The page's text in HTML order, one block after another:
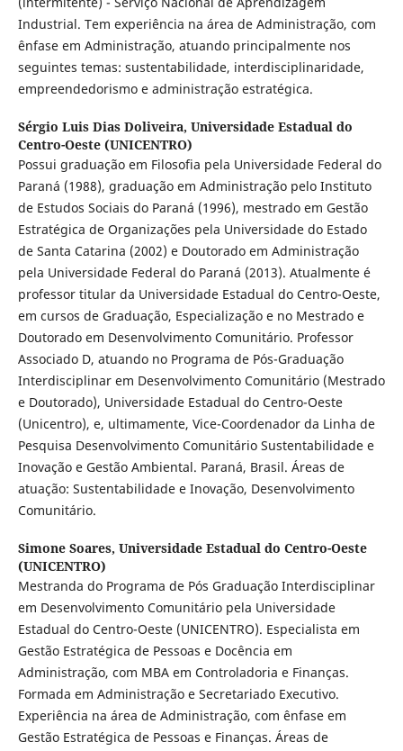
Industrial. Tem experiência na área de Administração, com
ênfase em Administração, atuando principalmente nos
seguintes temas: sustentabilidade, interdisciplinaridade,
empreendedorismo e administração estratégica.
Sérgio Luis Dias Doliveira, Universidade Estadual do
Centro-Oeste (UNICENTRO)
Possui graduação em Filosofia pela Universidade Federal do
Paraná (1988), graduação em Administração pelo Instituto
de Estudos Sociais do Paraná (1996), mestrado em Gestão
Estratégica de Organizações pela Universidade do Estado
de Santa Catarina (2002) e Doutorado em Administração
pela Universidade Federal do Paraná (2013). Atualmente é
professor titular da Universidade Estadual do Centro-Oeste,
em cursos de Graduação, Especialização e no Mestrado e
Doutorado em Desenvolvimento Comunitário. Professor
Associado D, atuando no Programa de Pós-Graduação
Interdisciplinar em Desenvolvimento Comunitário (Mestrado
e Doutorado), Universidade Estadual do Centro-Oeste
(Unicentro), e, ultimamente, Vice-Coordenador da Linha de
Pesquisa Desenvolvimento Comunitário Sustentabilidade e
Inovação e Gestão Ambiental. Paraná, Brasil. Áreas de
atuação: Sustentabilidade e Inovação, Desenvolvimento
Comunitário.
Simone Soares, Universidade Estadual do Centro-Oeste
(UNICENTRO)
Mestranda do Programa de Pós Graduação Interdisciplinar
em Desenvolvimento Comunitário pela Universidade
Estadual do Centro-Oeste (UNICENTRO). Especialista em
Gestão Estratégica de Pessoas e Docência em
Administração, com MBA em Controladoria e Finanças.
Formada em Administração e Secretariado Executivo.
Experiência na área de Administração, com ênfase em
Gestão Estratégica de Pessoas e Finanças. Áreas de